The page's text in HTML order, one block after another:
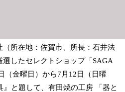
（所在地：佐賀市、所長：石井法
したセレクトショップ「SAGA
（金曜日）から7月12日（日曜
』と題して、有田焼の工房 「器と